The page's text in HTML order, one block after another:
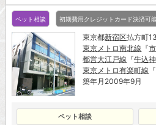
ペット相談 初期費用クレジットカード決済可
東京都新宿区払方町13
東京メトロ南北線 『
都営大江戸線 『牛込
東京メトロ有楽町線 『
築年月2009年9月
ペット相談